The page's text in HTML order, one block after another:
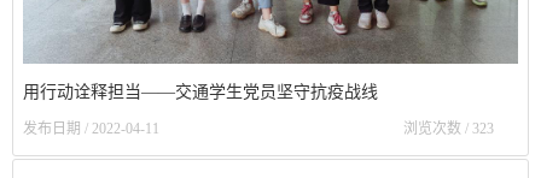
用行动诠释担当——交通学生党员坚守抗疫战线
发布日期 / 2022-04-11 浏览次数 / 323